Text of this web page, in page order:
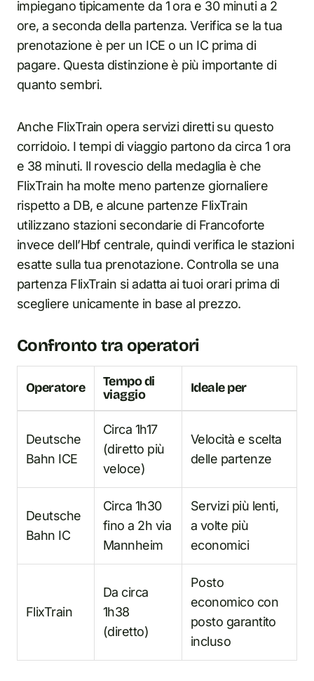
impiegano tipicamente da 1 ora e 30 minuti a 2
ore, a seconda della partenza. Verifica se la tua
prenotazione è per un ICE o un IC prima di
pagare. Questa distinzione è più importante di
quanto sembri.
Anche FlixTrain opera servizi diretti su questo
corridoio. I tempi di viaggio partono da circa 1 ora
e 38 minuti. Il rovescio della medaglia è che
FlixTrain ha molte meno partenze giornaliere
rispetto a DB, e alcune partenze FlixTrain
utilizzano stazioni secondarie di Francoforte
invece dell’Hbf centrale, quindi verifica le stazioni
esatte sulla tua prenotazione. Controlla se una
partenza FlixTrain si adatta ai tuoi orari prima di
scegliere unicamente in base al prezzo.
Confronto tra operatori
Operatore
Tempo di
viaggio
Ideale per
Deutsche
Bahn ICE
Circa 1h17
(diretto più
veloce)
Velocità e scelta
delle partenze
Deutsche
Bahn IC
Circa 1h30
fino a 2h via
Mannheim
Servizi più lenti,
a volte più
economici
FlixTrain
Da circa
1h38
(diretto)
Posto
economico con
posto garantito
incluso